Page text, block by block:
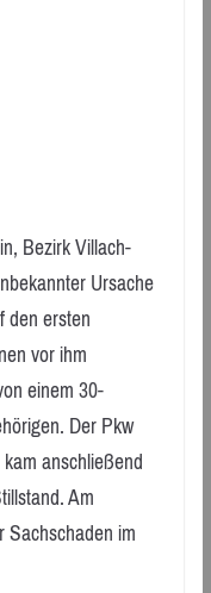
Bezirk Villach-
Ursache
den ersten
vor ihm
einem 30-
Der Pkw
anschließend
Am
im